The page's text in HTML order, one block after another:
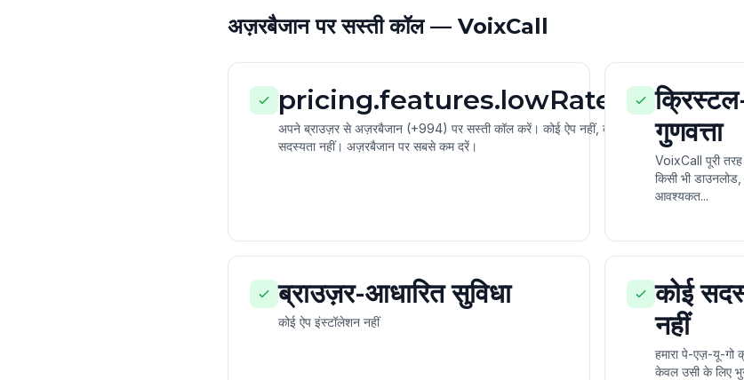
अज़रबैजान पर सस्ती कॉल — VoixCall
pricing.features.lowRates
अपने ब्राउज़र से अज़रबैजान (+994) पर सस्ती कॉल करें। कोई ऐप नहीं, कोई
सदस्यता नहीं। अज़रबैजान पर सबसे कम दरें।
गुणवत्ता
VoixCall पूरी
किसी भी
आवश्यकत...
ब्राउज़र-आधारित सुविधा
कोई ऐप इंस्टॉलेशन नहीं
कोई
नहीं
हमारा पे-एज़-यू-गो
केवल उसी के लिए